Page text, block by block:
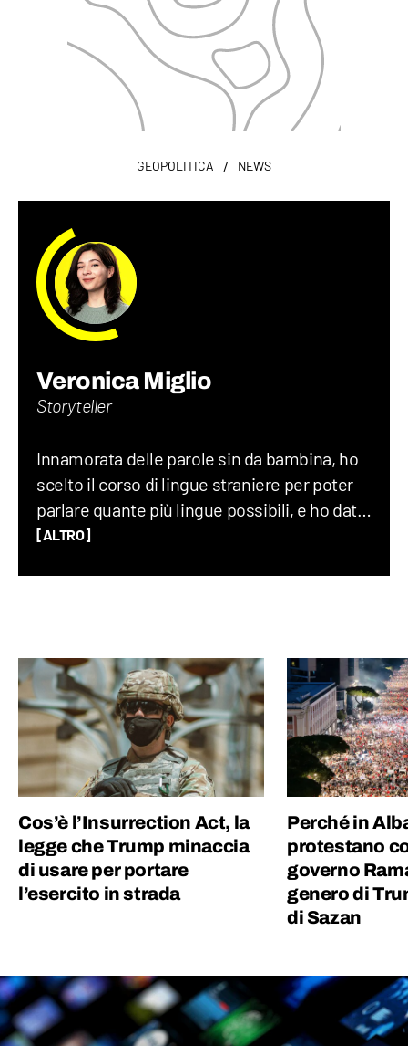
GEOPOLITICA / NEWS
Veronica Miglio
Storyteller
Innamorata delle parole sin da bambina, ho
scelto il corso di lingue straniere per poter
parlare quante più lingue possibili, e ho dato
sfogo alla mia vena loquace grazie alla radio
scattare una fotografia!
[ALTRO]
Cos’è l’Insurrection Act, la
legge che Trump minaccia
di usare per portare
l’esercito in strada
Perché in
protestano
governo
genero di
di Sazan